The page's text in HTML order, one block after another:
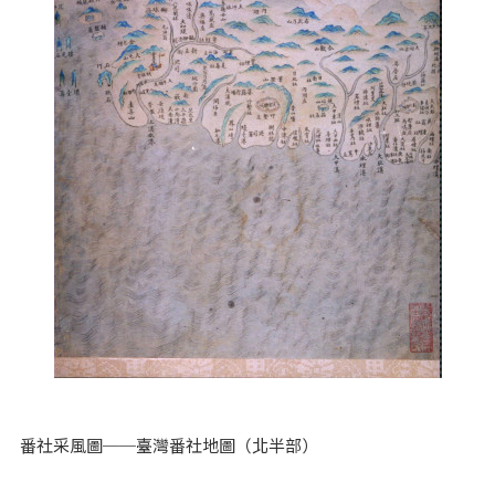
番社采風圖──臺灣番社地圖（北半部）